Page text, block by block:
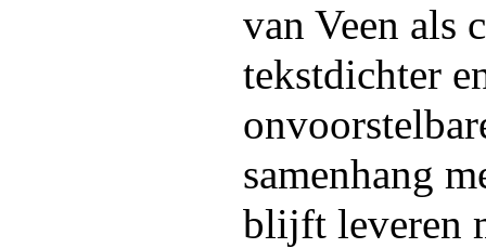
van Veen als
tekstdichter
samenhang
blijft leveren